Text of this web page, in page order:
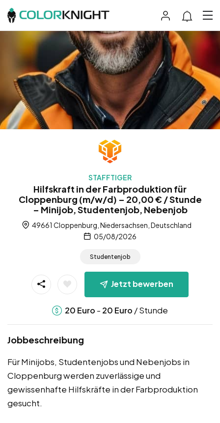
STAFFTIGER
Hilfskraft in der Farbproduktion für
Cloppenburg (m/w/d) – 20,00 € / Stunde
– Minijob, Studentenjob, Nebenjob
49661 Cloppenburg, Niedersachsen, Deutschland
05/08/2026
Studentenjob
Jetzt bewerben
20 Euro - 20 Euro / Stunde
Jobbeschreibung
Für Minijobs, Studentenjobs und Nebenjobs in
Cloppenburg werden zuverlässige und
gewissenhafte Hilfskräfte in der Farbproduktion
gesucht.